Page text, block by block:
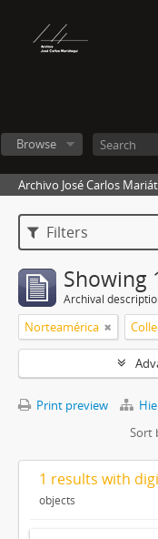
Browse
Archivo José Carlos
Filters
Showing
Archival
Norteamérica
Print preview
Sort
1 results with
objects